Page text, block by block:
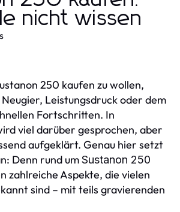
nicht wissen
250 kaufen zu wollen,
Leistungsdruck oder dem
Fortschritten. In
viel darüber gesprochen, aber
aufgeklärt. Genau hier setzt
Denn rund umSustanon 250
zahlreiche Aspekte, die vielen
sind – mit teils gravierenden